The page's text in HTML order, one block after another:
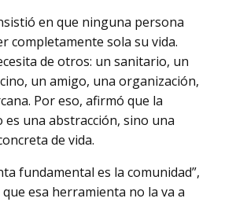
en que ninguna persona
completamente sola su vida.
de otros: un sanitario, un
un amigo, una organización,
Por eso, afirmó que la
es una abstracción, sino una
de vida.
fundamental es la comunidad”,
esa herramienta no la va a